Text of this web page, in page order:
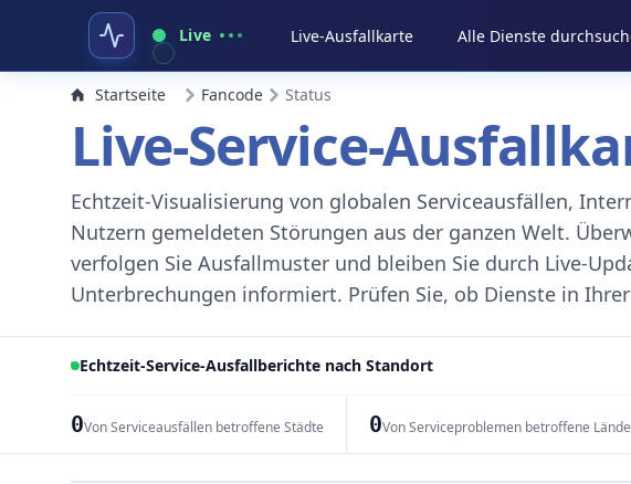
Live Live-Ausfallkarte Alle Dienste
Startseite Fancode Status
Live-Service-
Echtzeit-Visualisierung von globalen Serviceausfällen,
Nutzern gemeldeten Störungen aus der ganzen Welt.
verfolgen Sie Ausfallmuster und bleiben Sie durch Live-
Unterbrechungen informiert. Prüfen Sie, ob Dienste in
Echtzeit-Service-Ausfallberichte nach Standort
0Von Serviceausfällen betroffene Städte 0Von Serviceproblemen betroffene